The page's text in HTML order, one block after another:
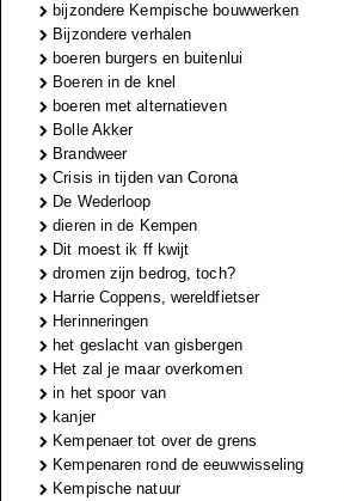
bijzondere Kempische bouwwerken
Bijzondere verhalen
boeren burgers en buitenlui
Boeren in de knel
boeren met alternatieven
Bolle Akker
Brandweer
Crisis in tijden van Corona
De Wederloop
dieren in de Kempen
Dit moest ik ff kwijt
dromen zijn bedrog, toch?
Harrie Coppens, wereldfietser
Herinneringen
het geslacht van gisbergen
Het zal je maar overkomen
in het spoor van
kanjer
Kempenaer tot over de grens
Kempenaren rond de eeuwwisseling
Kempische natuur